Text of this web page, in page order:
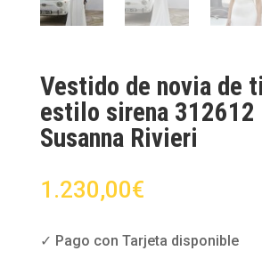
Vestido de novia de
estilo sirena 312612
Susanna Rivieri
1.230,00€
✓ Pago con Tarjeta disponible